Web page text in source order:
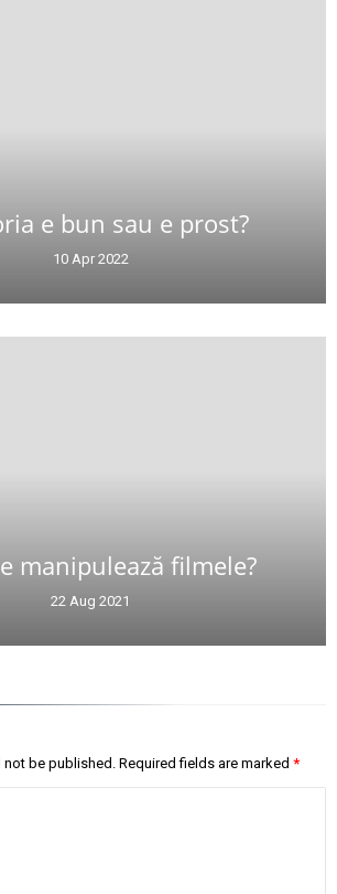
e bun sau e prost?
10 Apr 2022
manipulează filmele?
22 Aug 2021
not be published. Required fields are marked *